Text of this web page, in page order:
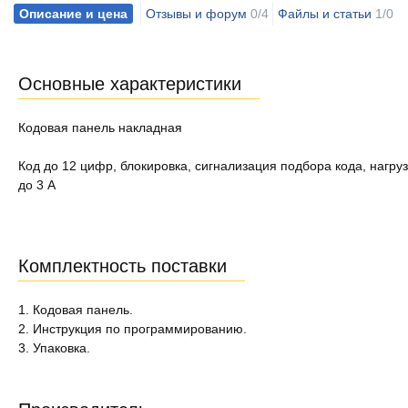
Описание и цена Отзывы и форум 0/4 Файлы и статьи 1/0
Основные характеристики
Кодовая панель накладная
Код до 12 цифр, блокировка, сигнализация подбора кода,
до 3 А
Комплектность поставки
1. Кодовая панель.
2. Инструкция по программированию.
3. Упаковка.